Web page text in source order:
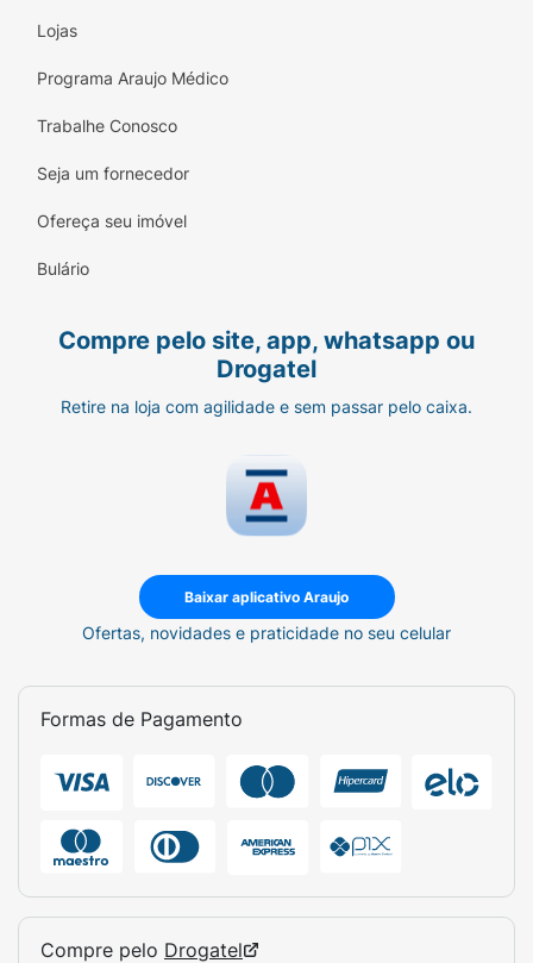
Lojas
Programa Araujo Médico
Trabalhe Conosco
Seja um fornecedor
Ofereça seu imóvel
Bulário
Compre pelo site, app, whatsapp ou
Drogatel
Retire na loja com agilidade e sem passar pelo caixa.
Baixar aplicativo Araujo
Ofertas, novidades e praticidade no seu celular
Formas de Pagamento
Compre pelo Drogatel